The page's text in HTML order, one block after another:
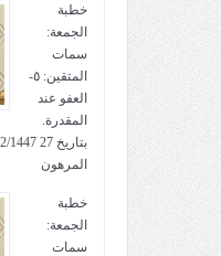
خطبة
الجمعة:
سمات
المتقين: ٥-
العفو عند
المقدرة.
المرهون
خطبة
الجمعة:
سمات